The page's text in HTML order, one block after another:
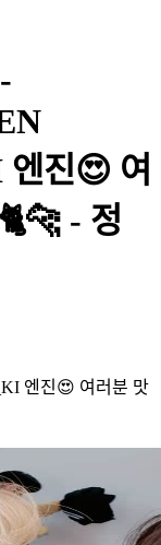
진😍 여
- 정
엔진😍 여러분 맛